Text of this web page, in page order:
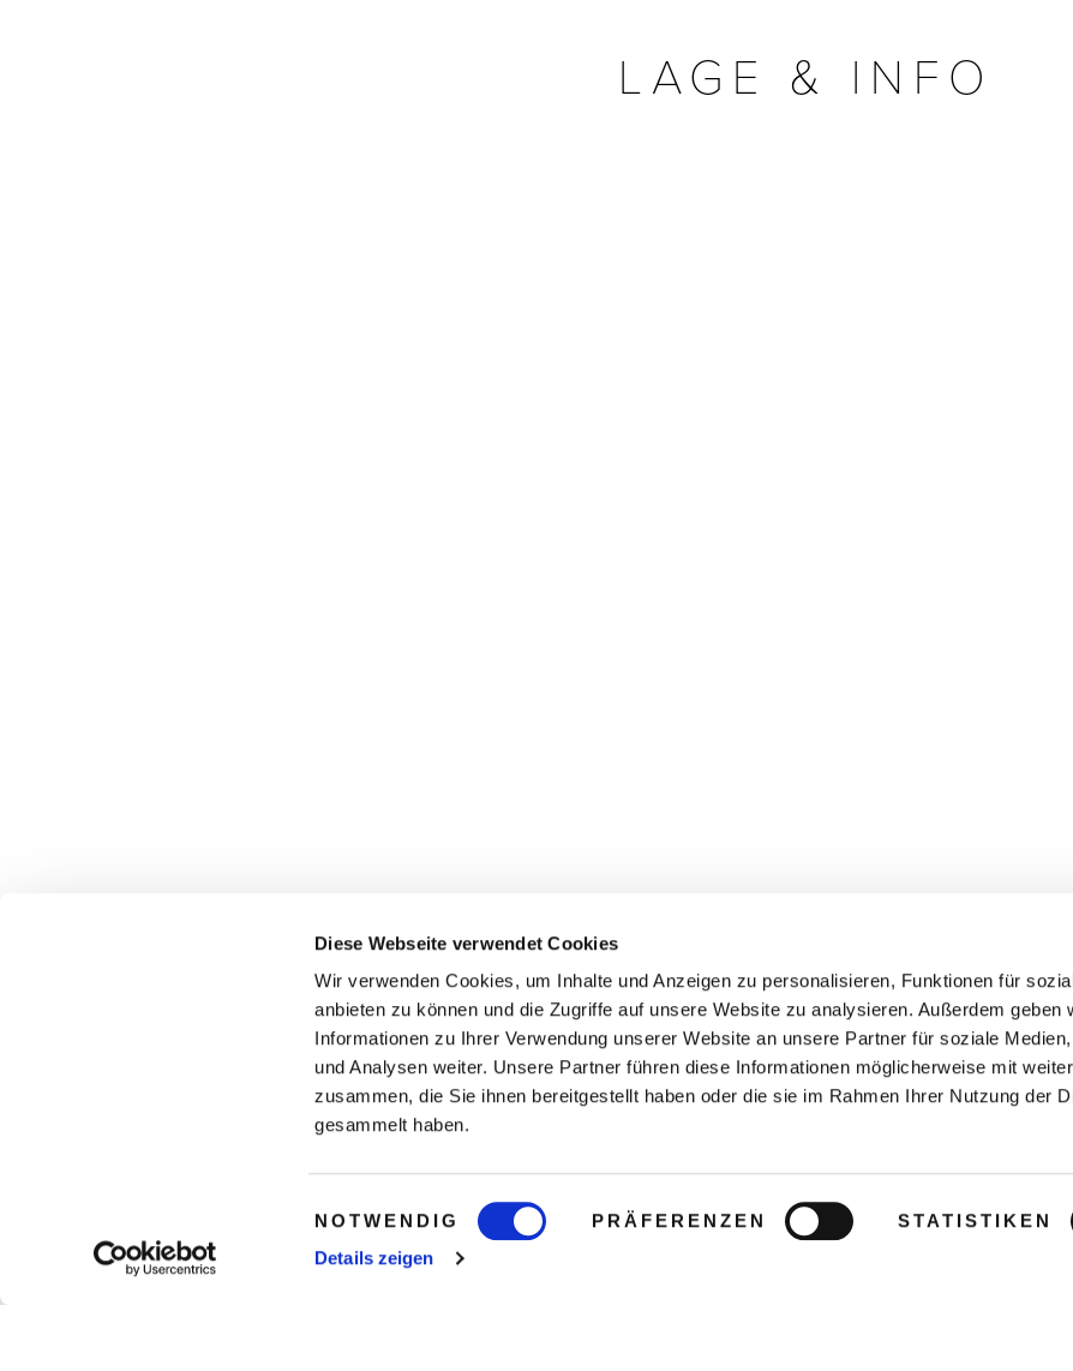
Diese Webseite verwendet Cookies
Wir verwenden Cookies, um Inhalte und Anzeigen zu personalisieren, Funktionen für
anbieten zu können und die Zugriffe auf unsere Website zu analysieren. Außerdem geben
Informationen zu Ihrer Verwendung unserer Website an unsere Partner für soziale
und Analysen weiter. Unsere Partner führen diese Informationen möglicherweise mit
zusammen, die Sie ihnen bereitgestellt haben oder die sie im Rahmen Ihrer Nutzung der
gesammelt haben.
Einwilligungsauswahl
NOTWENDIG PRÄFERENZEN STATISTIKEN
Details zeigen
LAGE & INFO